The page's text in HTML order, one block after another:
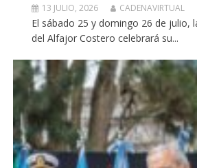
13 JULIO, 2026 CADENAVIRTUAL
El sábado 25 y domingo 26 de julio,
del Alfajor Costero celebrará su...